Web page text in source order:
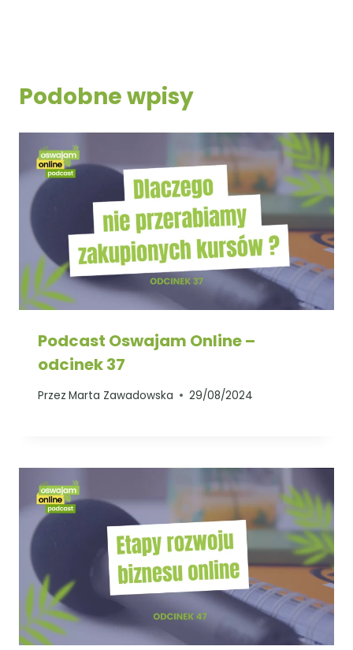
Podobne wpisy
Podcast Oswajam Online –
odcinek 37
Przez Marta Zawadowska 29/08/2024